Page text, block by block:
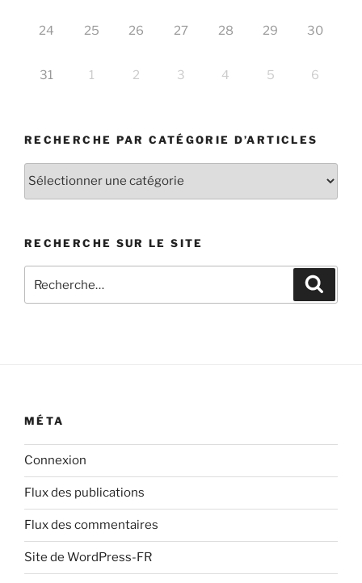
24 25 26 27 28 29 30
31 1 2 3 4 5 6
RECHERCHE PAR CATÉGORIE D’ARTICLES
RECHERCHE SUR LE SITE
pour
MÉTA
Connexion
Flux des publications
Flux des commentaires
Site de WordPress-FR